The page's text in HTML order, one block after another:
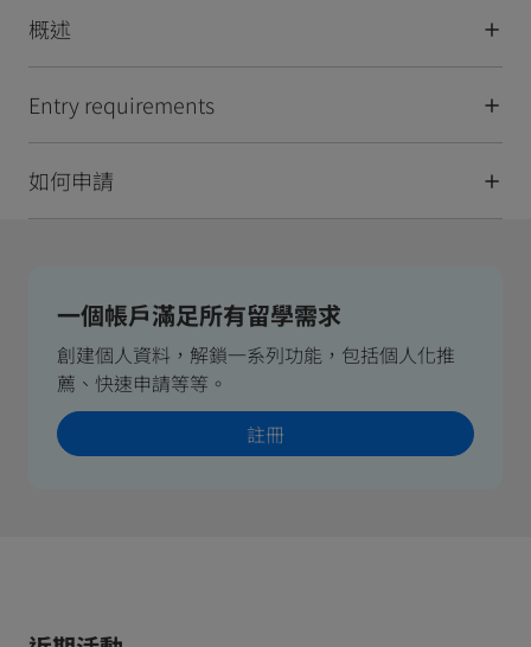
概述
Entry requirements
如何申請
一個帳戶滿足所有留學需求
創建個人資料，解鎖一系列功能，包括個人化推
薦、快速申請等等。
註冊